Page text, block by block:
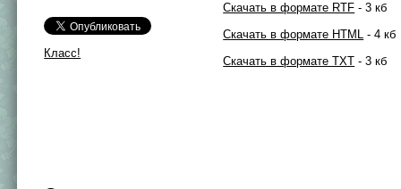
Класс!
Скачать в формате RTF - 3 кб
Скачать в формате HTML - 4 кб
Скачать в формате TXT - 3 кб